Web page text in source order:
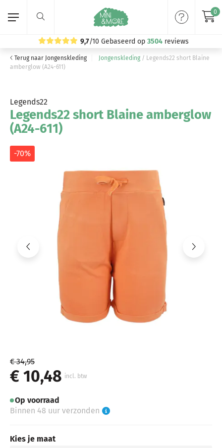
9,7/10 Gebaseerd op 3504 reviews
0
Home
Jongenskleding
Merken
Terug naar Jongenskleding Jongenskleding / Legends22 short Blaine
amberglow (A24-611)
Legends22
Legends22 short Blaine amberglow
(A24-611)
-70%
€ 34,95
€ 10,48 incl. btw
Op voorraad
Binnen 48 uur verzonden
Kies je maat